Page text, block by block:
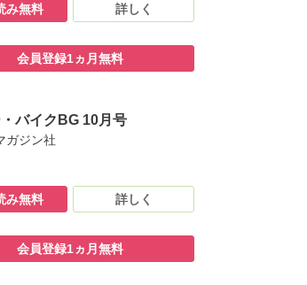
み無料 詳しく
会員登録1ヵ月無料
バイクBG 10月号
ガジン社
み無料 詳しく
会員登録1ヵ月無料